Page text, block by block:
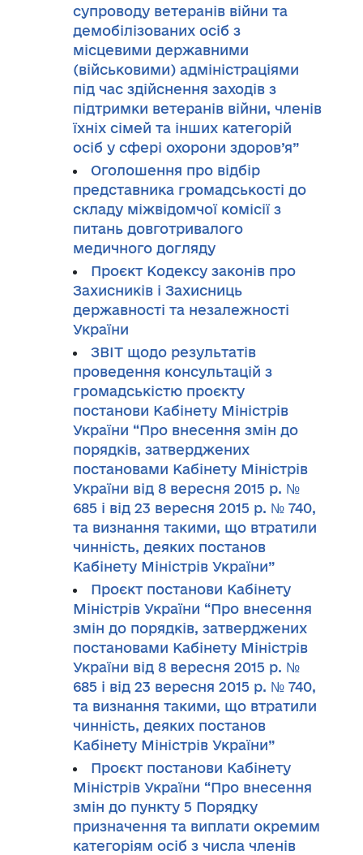
супроводу ветеранів війни та
демобілізованих осіб з
місцевими державними
(військовими) адміністраціями
під час здійснення заходів з
підтримки ветеранів війни, членів
їхніх сімей та інших категорій
осіб у сфері охорони здоров’я”
Оголошення про відбір
представника громадськості до
складу міжвідомчої комісії з
питань довготривалого
медичного догляду
Проєкт Кодексу законів про
Захисників і Захисниць
державності та незалежності
України
ЗВІТ щодо результатів
проведення консультацій з
громадськістю проєкту
постанови Кабінету Міністрів
України “Про внесення змін до
порядків, затверджених
постановами Кабінету Міністрів
України від 8 вересня 2015 р. №
685 і від 23 вересня 2015 р. № 740,
та визнання такими, що втратили
чинність, деяких постанов
Кабінету Міністрів України”
Проєкт постанови Кабінету
Міністрів України “Про внесення
змін до порядків, затверджених
постановами Кабінету Міністрів
України від 8 вересня 2015 р. №
685 і від 23 вересня 2015 р. № 740,
та визнання такими, що втратили
чинність, деяких постанов
Кабінету Міністрів України”
Проєкт постанови Кабінету
Міністрів України “Про внесення
змін до пункту 5 Порядку
призначення та виплати окремим
категоріям осіб з числа членів